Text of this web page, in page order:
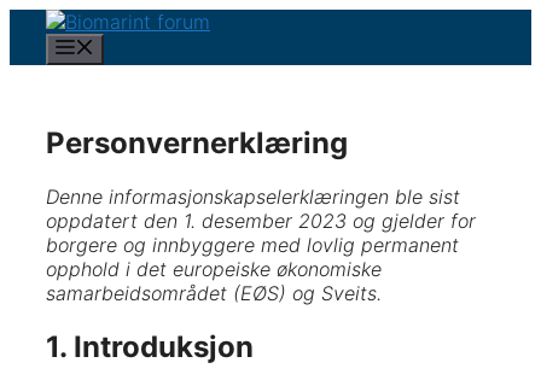
Hopp
innhold
Personvernerklæring
Denne informasjonskapselerklæringen ble sist
oppdatert den 1. desember 2023 og gjelder for
borgere og innbyggere med lovlig permanent
opphold i det europeiske økonomiske
samarbeidsområdet (EØS) og Sveits.
1. Introduksjon